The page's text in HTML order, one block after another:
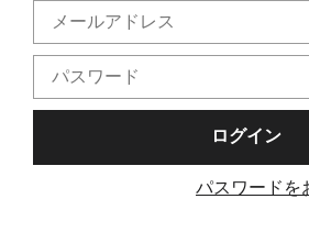
中古品を探す
パスワードを